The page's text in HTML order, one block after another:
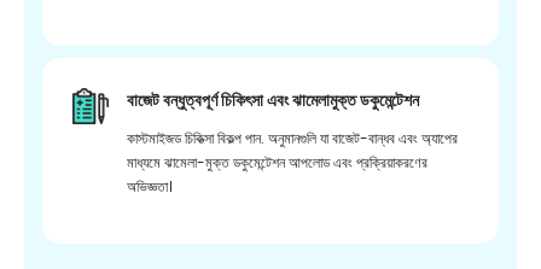
বাজেট বন্ধুত্বপূর্ণ চিকিৎসা এবং ঝামেলামুক্ত ডকুমেন্টেশন
কাস্টমাইজড চিকিত্সা বিকল্প পান. অনুমানগুলি যা বাজেট-বান্ধব এবং অ্যাপের
মাধ্যমে ঝামেলা-মুক্ত ডকুমেন্টেশন আপলোড এবং প্রক্রিয়াকরণের
অভিজ্ঞতা।